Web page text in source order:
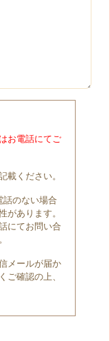
お電話にてご
載ください。
話のない場合
があります。
にてお問い合
メールが届か
ご確認の上、